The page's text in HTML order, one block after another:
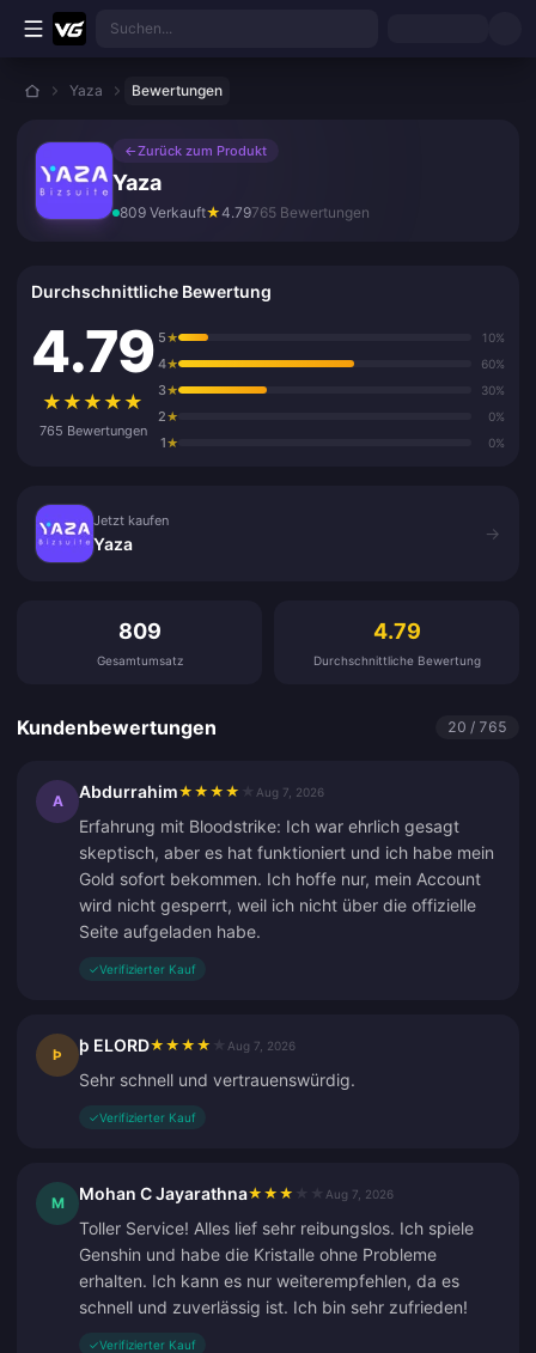
Zum Hauptinhalt springen
Suchen...
Yaza Bewertungen
←Zurück zum Produkt
Yaza
809 Verkauft★4.79765 Bewertungen
Durchschnittliche Bewertung
4.79
★ ★ ★ ★ ★
765 Bewertungen
5★ 10%
4★ 60%
3★ 30%
2★ 0%
1★ 0%
Jetzt kaufen
Yaza
→
809
Gesamtumsatz
4.79
Durchschnittliche Bewertung
Kundenbewertungen 20 / 765
A Abdurrahim★ ★ ★ ★ Aug 7, 2026
Erfahrung mit Bloodstrike: Ich war ehrlich gesagt
skeptisch, aber es hat funktioniert und ich habe mein
Gold sofort bekommen. Ich hoffe nur, mein Account
wird nicht gesperrt, weil ich nicht über die offizielle
Seite aufgeladen habe.
✓Verifizierter Kauf
Þ þ ELORD★ ★ ★ ★ Aug 7, 2026
Sehr schnell und vertrauenswürdig.
✓Verifizierter Kauf
M Mohan C Jayarathna★ ★ ★ Aug 7, 2026
Toller Service! Alles lief sehr reibungslos. Ich spiele
Genshin und habe die Kristalle ohne Probleme
erhalten. Ich kann es nur weiterempfehlen, da es
schnell und zuverlässig ist. Ich bin sehr zufrieden!
✓Verifizierter Kauf